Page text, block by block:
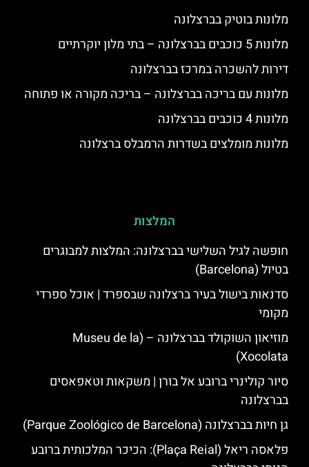
מלונות בוטיק בברצלונה
מלונות 5 כוכבים בברצלונה – בתי מלון יוקרתיים
דירות להשכרה במרכז בברצלונה
מלונות עם בריכה בברצלונה – בריכה מקורה או פתוחה
מלונות 4 כוכבים בברצלונה
מלונות מומלצים בשדרות הרמבלס ברצלונה
המלצות
חופשה לגיל השלישי בברצלונה: המלצות למבוגרים
בטיול (Barcelona)
סדנאות בישול בעיר ברצלונה שבספרד | אוכל ספרדי
מקומי
מוזיאון השוקולד בברצלונה – (Museu de la
Xocolata)
סיור קולינרי ברובע אל בורן | משקאות וטאפאסים
בברצלונה
גן חיות בברצלונה (Parque Zoológico de Barcelona)
פלאסה ריאל (Plaça Reial): הכיכר המלכותית ברובע